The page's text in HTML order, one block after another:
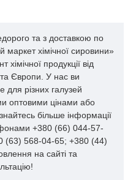
та з доставкою по
маркет хімічної сировини»
продукції від
та Європи. У нас ви
для різних галузей
оптовими цінами або
більше інформації
+380 (66) 044-57-
(63) 568-04-65; +380 (44)
на сайті та